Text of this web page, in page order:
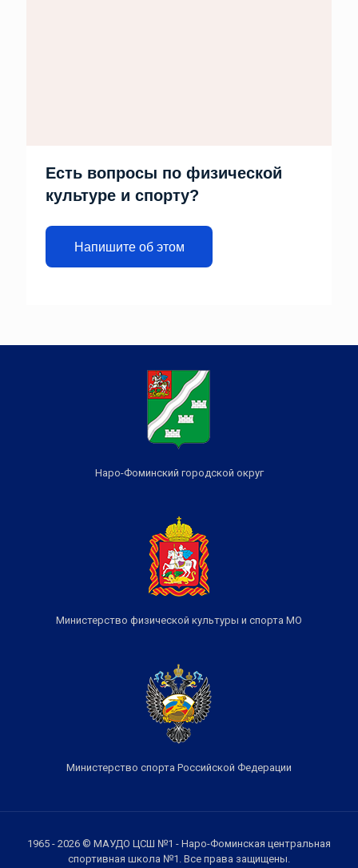
Есть вопросы по физической
культуре и спорту?
Напишите об этом
Наро-Фоминский городской округ
Министерство физической культуры и спорта МО
Министерство спорта Российской Федерации
1965 - 2026 © МАУДО ЦСШ №1 - Наро-Фоминская центральная
спортивная школа №1. Все права защищены.